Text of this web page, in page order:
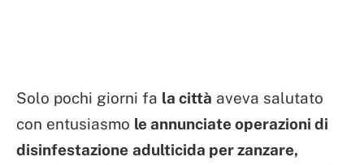
Solo pochi giorni fa la città aveva salutato
con entusiasmo le annunciate operazioni di
disinfestazione adulticida per zanzare,